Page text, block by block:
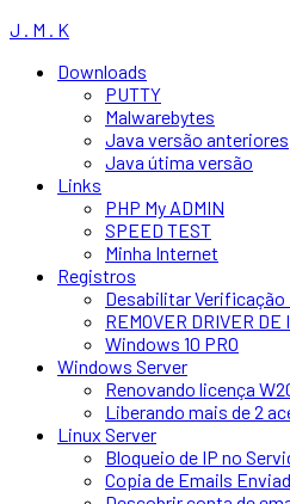
J . M . K
Downloads
PUTTY
Malwarebytes
Java versão anteriores
Java útima versão
Links
PHP My ADMIN
SPEED TEST
Minha Internet
Registros
Desabilitar
REMOVER DRIVER DE
Windows 10 PRO
Windows Server
Renovando licença
Liberando mais de 2
Linux Server
Bloqueio de IP no
Copia de Emails